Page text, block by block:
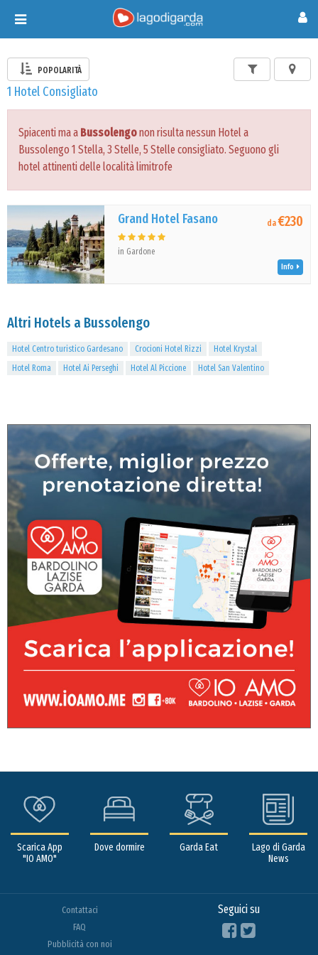
Toggle
navigation
POPOLARITÀ
1 Hotel Consigliato
Spiacenti ma a Bussolengonon risulta nessun Hotel a
Bussolengo 1 Stella, 3 Stelle, 5 Stelle consigliato. Seguono gli
hotel attinenti delle località limitrofe
Grand Hotel Fasano
in Gardone
da€230
Info
Altri Hotels a Bussolengo
Hotel Centro turistico Gardesano Crocioni Hotel Rizzi
Hotel Krystal
Hotel Roma
Hotel Ai Perseghi Hotel Al Piccione Hotel San Valentino
Scarica App
"IO AMO"
Dove dormire Garda Eat
Lago di Garda
News
Contattaci
FAQ
Pubblicità con noi
Seguici su